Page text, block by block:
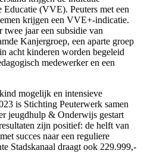
Educatie (VVE). Peuters met een
krijgen een VVE+-indicatie.
jaar een subsidie van
Kanjergroep, een aparte groep
acht kinderen worden begeleid
medewerker en een
mogelijk en intensieve
is Stichting Peuterwerk samen
jeugdhulp & Onderwijs gestart
zijn positief: de helft van
succes naar een reguliere
Stadskanaal draagt ook 229.999,-